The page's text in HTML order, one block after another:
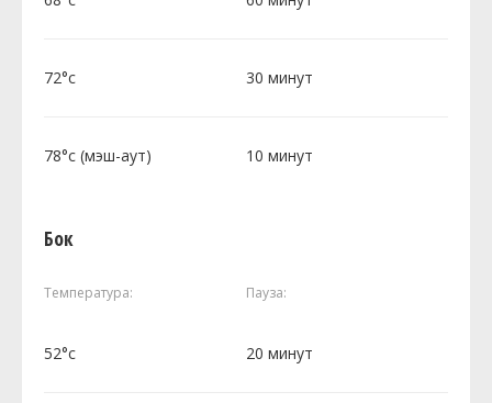
72°c 30 минут
78°c (мэш-аут) 10 минут
Бок
Температура: Пауза:
52°c 20 минут